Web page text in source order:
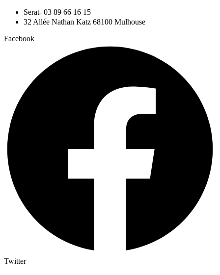
Aller
Serat- 03 89 66 16 15
32 Allée Nathan Katz 68100 Mulhouse
Facebook
Twitter